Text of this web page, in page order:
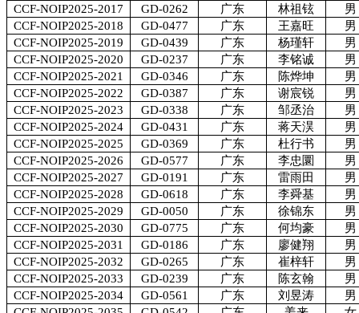
CCF-NOIP2025-2017
GD-0262 广东 林祖铉
男
CCF-NOIP2025-2018
GD-0477 广东 王嘉旺
男
CCF-NOIP2025-2019
GD-0439 广东 杨瑾轩
男
CCF-NOIP2025-2020
GD-0237 广东 李铭诚
男
CCF-NOIP2025-2021
GD-0346 广东 陈烨坤
男
CCF-NOIP2025-2022
GD-0387 广东 谢宸锐
男
CCF-NOIP2025-2023
GD-0338 广东 邹丞治
男
CCF-NOIP2025-2024
GD-0431 广东 蒋天淏
男
CCF-NOIP2025-2025
GD-0369 广东 杜行书
男
CCF-NOIP2025-2026
GD-0577 广东 李忠圜
男
CCF-NOIP2025-2027
GD-0191 广东 雷雨田
男
CCF-NOIP2025-2028
GD-0618 广东 李舜基
男
CCF-NOIP2025-2029
GD-0050 广东 徐锦东
男
CCF-NOIP2025-2030
GD-0775 广东 何均豪
男
CCF-NOIP2025-2031
GD-0186 广东 廖健翔
男
CCF-NOIP2025-2032
GD-0265 广东 崔梓轩
男
CCF-NOIP2025-2033
GD-0239 广东 陈玄翰
男
CCF-NOIP2025-2034
GD-0561 广东 刘昱涛
男